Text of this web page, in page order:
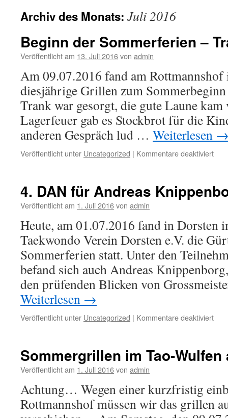
Archiv des Monats: Juli 2016
Beginn der Sommerferien –
Veröffentlicht am 13. Juli 2016von admin
Am 09.07.2016 fand am
diesjährige Grillen zum
Trank war gesorgt, die gute Laune
Lagerfeuer gab es Stockbrot für die
anderen Gespräch lud … Weiterlesen
Veröffentlicht unter Uncategorized | Kommentare deaktiviertfür
–
4. DAN für Andreas
Veröffentlicht am 1. Juli 2016von admin
Heute, am 01.07.2016 fand in Dorsten
Taekwondo Verein Dorsten e.V. die
Sommerferien statt. Unter den
befand sich auch Andreas
den prüfenden Blicken von
Weiterlesen →
Veröffentlicht unter Uncategorized | Kommentare deaktiviertfür
Sommergrillen im Tao-Wulfen
Veröffentlicht am 1. Juli 2016von admin
Achtung… Wegen einer kurzfristig
Rottmannshof müssen wir das grillen